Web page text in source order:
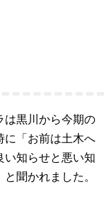
は黒川から今期の
に「お前は土木へ
い知らせと悪い知
聞かれました。